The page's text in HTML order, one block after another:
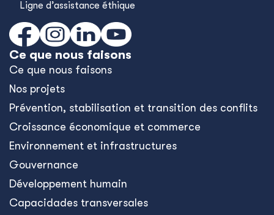
Ligne d’assistance éthique
Ce que nous faisons
Ce que nous faisons
Nos projets
Prévention, stabilisation et transition des conflits
Croissance économique et commerce
Environnement et infrastructures
Gouvernance
Développement humain
Capacidades transversales